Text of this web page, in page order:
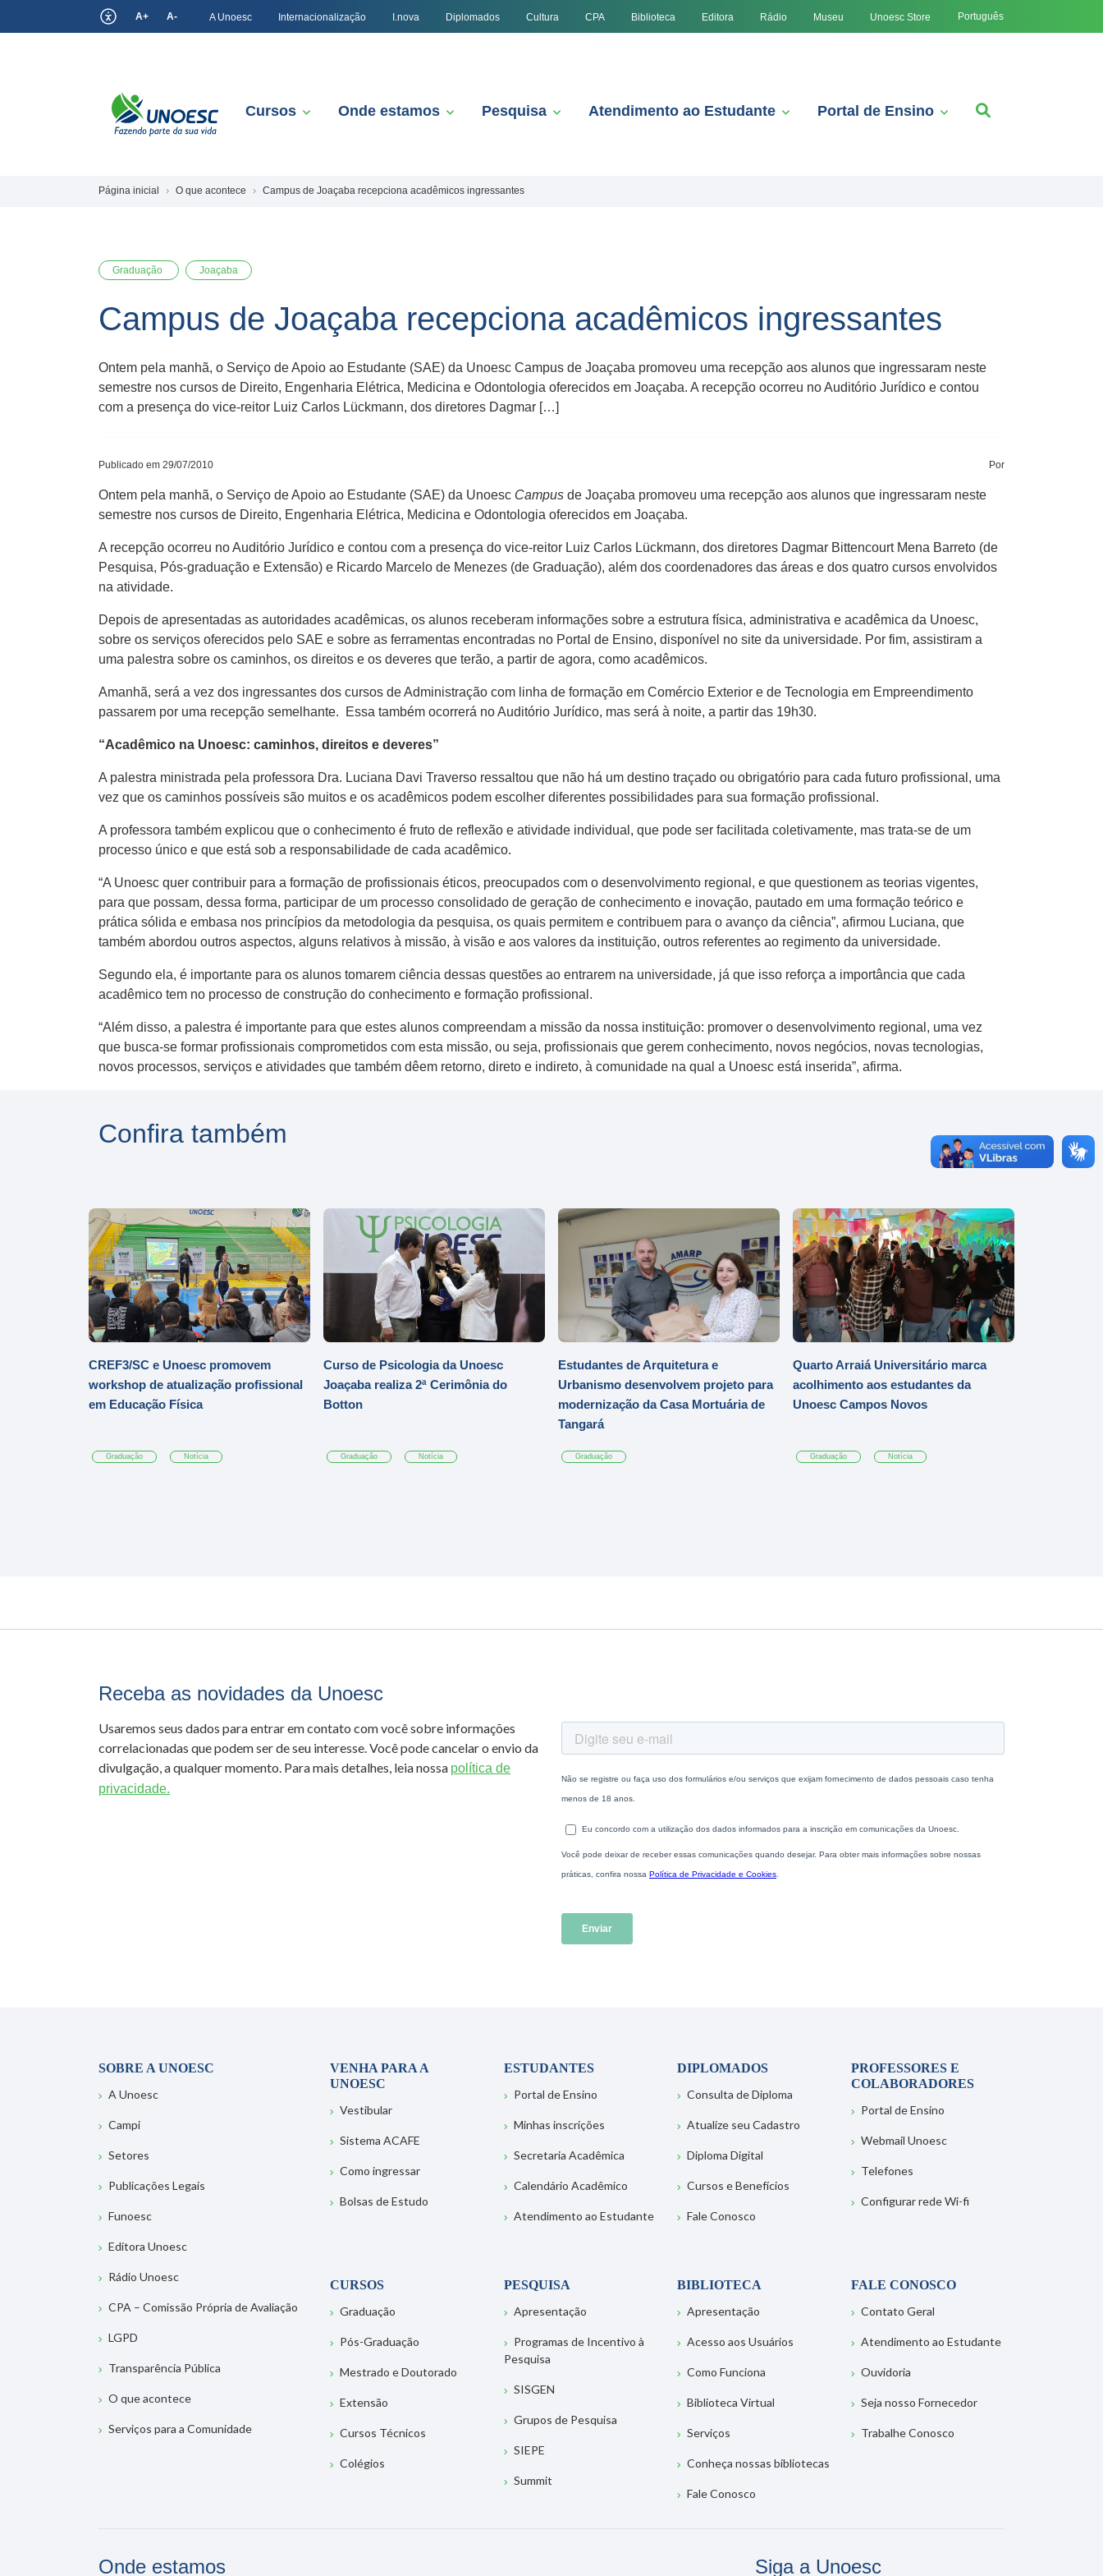
A+ A- A Unoesc Internacionalização I.nova Diplomados Cultura CPA Biblioteca Editora Rádio Museu Unoesc Store Português
Cursos Onde estamos Pesquisa Atendimento ao Estudante Portal de Ensino
Página inicial O que acontece Campus de Joaçaba recepciona acadêmicos ingressantes
Graduação Joaçaba
Campus de Joaçaba recepciona acadêmicos ingressantes
Ontem pela manhã, o Serviço de Apoio ao Estudante (SAE) da Unoesc Campus de Joaçaba promoveu uma recepção aos alunos que ingressaram neste
semestre nos cursos de Direito, Engenharia Elétrica, Medicina e Odontologia oferecidos em Joaçaba. A recepção ocorreu no Auditório Jurídico e contou
com a presença do vice-reitor Luiz Carlos Lückmann, dos diretores Dagmar […]
Publicado em 29/07/2010 Por
Ontem pela manhã, o Serviço de Apoio ao Estudante (SAE) da Unoesc Campus de Joaçaba promoveu uma recepção aos alunos que ingressaram neste
semestre nos cursos de Direito, Engenharia Elétrica, Medicina e Odontologia oferecidos em Joaçaba.
A recepção ocorreu no Auditório Jurídico e contou com a presença do vice-reitor Luiz Carlos Lückmann, dos diretores Dagmar Bittencourt Mena Barreto (de
Pesquisa, Pós-graduação e Extensão) e Ricardo Marcelo de Menezes (de Graduação), além dos coordenadores das áreas e dos quatro cursos envolvidos
na atividade.
Depois de apresentadas as autoridades acadêmicas, os alunos receberam informações sobre a estrutura física, administrativa e acadêmica da Unoesc,
sobre os serviços oferecidos pelo SAE e sobre as ferramentas encontradas no Portal de Ensino, disponível no site da universidade. Por fim, assistiram a
uma palestra sobre os caminhos, os direitos e os deveres que terão, a partir de agora, como acadêmicos.
Amanhã, será a vez dos ingressantes dos cursos de Administração com linha de formação em Comércio Exterior e de Tecnologia em Empreendimento
passarem por uma recepção semelhante. Essa também ocorrerá no Auditório Jurídico, mas será à noite, a partir das 19h30.
“Acadêmico na Unoesc: caminhos, direitos e deveres”
A palestra ministrada pela professora Dra. Luciana Davi Traverso ressaltou que não há um destino traçado ou obrigatório para cada futuro profissional, uma
vez que os caminhos possíveis são muitos e os acadêmicos podem escolher diferentes possibilidades para sua formação profissional.
A professora também explicou que o conhecimento é fruto de reflexão e atividade individual, que pode ser facilitada coletivamente, mas trata-se de um
processo único e que está sob a responsabilidade de cada acadêmico.
“A Unoesc quer contribuir para a formação de profissionais éticos, preocupados com o desenvolvimento regional, e que questionem as teorias vigentes,
para que possam, dessa forma, participar de um processo consolidado de geração de conhecimento e inovação, pautado em uma formação teórico e
prática sólida e embasa nos princípios da metodologia da pesquisa, os quais permitem e contribuem para o avanço da ciência”, afirmou Luciana, que
também abordou outros aspectos, alguns relativos à missão, à visão e aos valores da instituição, outros referentes ao regimento da universidade.
Segundo ela, é importante para os alunos tomarem ciência dessas questões ao entrarem na universidade, já que isso reforça a importância que cada
acadêmico tem no processo de construção do conhecimento e formação profissional.
“Além disso, a palestra é importante para que estes alunos compreendam a missão da nossa instituição: promover o desenvolvimento regional, uma vez
que busca-se formar profissionais comprometidos com esta missão, ou seja, profissionais que gerem conhecimento, novos negócios, novas tecnologias,
novos processos, serviços e atividades que também dêem retorno, direto e indireto, à comunidade na qual a Unoesc está inserida”, afirma.
Confira também
CREF3/SC e Unoesc promovem
workshop de atualização profissional
em Educação Física
Graduação Notícia
Curso de Psicologia da Unoesc
Joaçaba realiza 2ª Cerimônia do
Botton
Graduação Notícia
Estudantes de Arquitetura e
Urbanismo desenvolvem projeto para
modernização da Casa Mortuária de
Tangará
Graduação
Quarto Arraiá Universitário marca
acolhimento aos estudantes da
Unoesc Campos Novos
Graduação Notícia
Receba as novidades da Unoesc
Usaremos seus dados para entrar em contato com você sobre informações
correlacionadas que podem ser de seu interesse. Você pode cancelar o envio da
divulgação, a qualquer momento. Para mais detalhes, leia nossa política de
privacidade.
SOBRE A UNOESC
A Unoesc
Campi
Setores
Publicações Legais
Funoesc
Editora Unoesc
Rádio Unoesc
CPA – Comissão Própria de Avaliação
LGPD
Transparência Pública
O que acontece
Serviços para a Comunidade
VENHA PARA A
UNOESC
Vestibular
Sistema ACAFE
Como ingressar
Bolsas de Estudo
ESTUDANTES
Portal de Ensino
Minhas inscrições
Secretaria Acadêmica
Calendário Acadêmico
Atendimento ao Estudante
DIPLOMADOS
Consulta de Diploma
Atualize seu Cadastro
Diploma Digital
Cursos e Benefícios
Fale Conosco
PROFESSORES E
COLABORADORES
Portal de Ensino
Webmail Unoesc
Telefones
Configurar rede Wi-fi
CURSOS
Graduação
Pós-Graduação
Mestrado e Doutorado
Extensão
Cursos Técnicos
Colégios
PESQUISA
Apresentação
Programas de Incentivo à
Pesquisa
SISGEN
Grupos de Pesquisa
SIEPE
Summit
BIBLIOTECA
Apresentação
Acesso aos Usuários
Como Funciona
Biblioteca Virtual
Serviços
Conheça nossas bibliotecas
Fale Conosco
FALE CONOSCO
Contato Geral
Atendimento ao Estudante
Ouvidoria
Seja nosso Fornecedor
Trabalhe Conosco
Onde estamos Siga a Unoesc